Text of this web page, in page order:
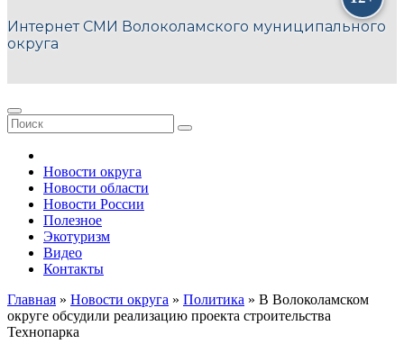
Интернет СМИ Волоколамского муниципального
округа
Новости округа
Новости области
Новости России
Полезное
Экотуризм
Видео
Контакты
Главная » Новости округа » Политика » В Волоколамском
округе обсудили реализацию проекта строительства
Технопарка